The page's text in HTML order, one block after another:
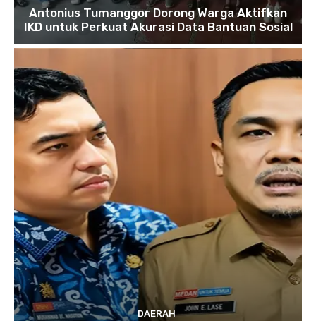
Antonius Tumanggor Dorong Warga Aktifkan
IKD untuk Perkuat Akurasi Data Bantuan Sosial
DAERAH